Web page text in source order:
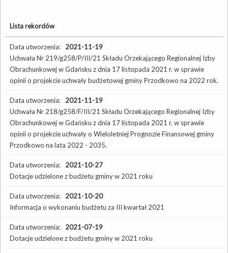
Lista rekordów
Data utworzenia: 2021-11-19
Uchwała Nr 219/g258/P/III/21 Składu Orzekającego Regionalnej Izby
Obrachunkowej w Gdańsku z dnia 17 listopada 2021 r. w sprawie
opinii o projekcie uchwały budżetowej gminy Przodkowo na 2022 rok.
Data utworzenia: 2021-11-19
Uchwała Nr 218/g258/F/III/21 Składu Orzekającego Regionalnej Izby
Obrachunkowej w Gdańsku z dnia 17 listopada 2021 r. w sprawie
opinii o projekcie uchwały o Wieloletniej Prognozie Finansowej gminy
Przodkowo na lata 2022 - 2035.
Data utworzenia: 2021-10-27
Dotacje udzielone z budżetu gminy w 2021 roku
Data utworzenia: 2021-10-20
Informacja o wykonaniu budżetu za III kwartał 2021
Data utworzenia: 2021-07-19
Dotacje udzielone z budżetu gminy w 2021 roku